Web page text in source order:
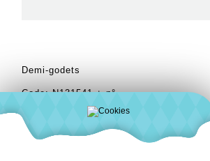
Demi-godets
Code: N131541 + n°